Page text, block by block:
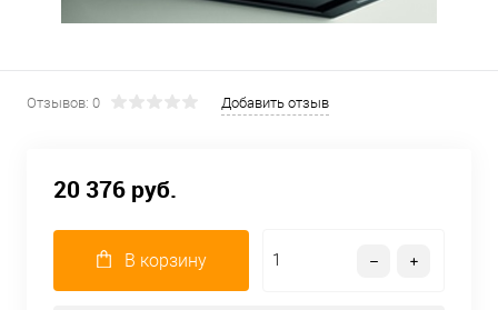
Отзывов: 0 Добавить отзыв
20 376 руб.
В корзину